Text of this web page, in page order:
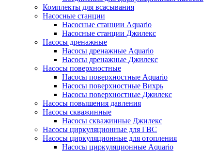
Комплекты для всасывания
Насосные станции
Насосные станции Аquario
Насосные станции Джилекс
Насосы дренажные
Насосы дренажные Аquario
Насосы дренажные Джилекс
Насосы поверхностные
Насосы поверхностные Аquario
Насосы поверхностные Вихрь
Насосы поверхностные Джилекс
Насосы повышения давления
Насосы скважинные
Насосы скважинные Джилекс
Насосы циркуляционные для ГВС
Насосы циркуляционные для отопления
Насосы циркуляционные Aquario